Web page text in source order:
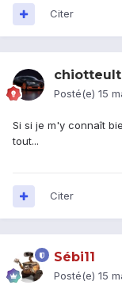
Citer
Posté(e) 15
Si si je m'y connaît
tout...
Citer
Sébi11
Posté(e) 15